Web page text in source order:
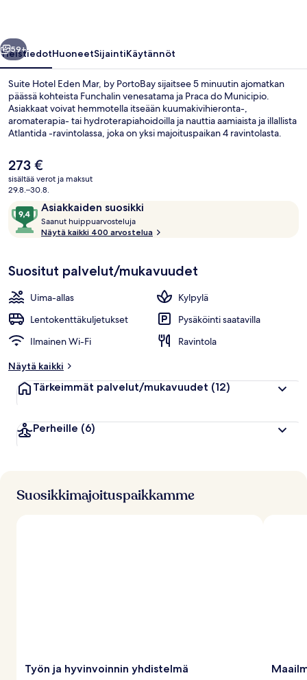
Seuraava
59+
YleistiedotHuoneetSijaintiKäytännöt
Suite Hotel Eden Mar, by PortoBay sijaitsee 5 minuutin ajomatkan
päässä kohteista Funchalin venesatama ja Praca do Municipio.
Asiakkaat voivat hemmotella itseään kuumakivihieronta-,
aromaterapia- tai hydroterapiahoidoilla ja nauttia aamiaista ja illallista
Atlantida -ravintolassa, joka on yksi majoituspaikan 4 ravintolasta.
allasta, ja huoneissa on mukavuuksia kuten jääkaapit ja
mikroaaltouunit. Matkailijat arvostavat suuresti majoituspaikan
avuliasta henkilökuntaa.
Nykyinen
hinta
on
273 €
sisältää verot ja maksut
29.8.–30.8.
ArvostelutAsiakkaiden suosikki
9,4
kautta
10,
suosikki
Saanut huippuarvosteluja
a
u
a
r
j
a
Näytä kaikki 400 arvostelua
Suositut palvelut/mukavuudet
Uima-allas
Kylpylä
Lentokenttäkuljetukset
Pysäköinti saatavilla
Ilmainen Wi-Fi
Ravintola
Näytä kaikki
Tärkeimmät palvelut/mukavuudet (12)
Perheille (6)
Suosikkimajoituspaikkamme
Työn ja hyvinvoinnin yhdistelmä